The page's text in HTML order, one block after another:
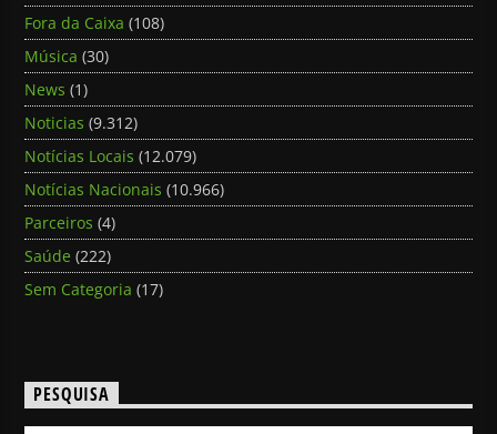
Fora da Caixa (108)
Música (30)
News (1)
Noticias (9.312)
Notícias Locais (12.079)
Notícias Nacionais (10.966)
Parceiros (4)
Saúde (222)
Sem Categoria (17)
PESQUISA